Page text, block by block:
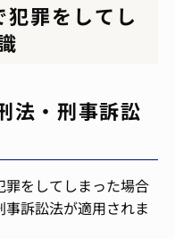
罪をしてし
法・刑事訴訟
をしてしまった場合
訴訟法が適用されま